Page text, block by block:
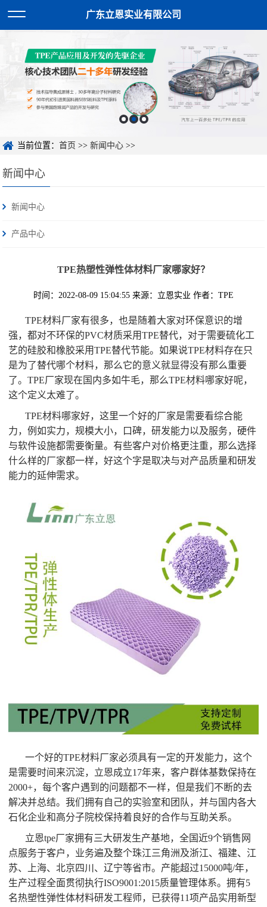
广东立恩实业有限公司
当前位置：首页 >>新闻中心 >>
新闻中心
新闻中心
产品中心
TPE热塑性弹性体材料厂家哪家好？
时间：2022-08-09 15:04:55 来源：立恩实业 作者：TPE
TPE材料厂家有很多，也是随着大家对环保意识的增
强，都对不环保的PVC材质采用TPE替代，对于需要硫化工
艺的硅胶和橡胶采用TPE替代节能。如果说TPE材料存在只
是为了替代哪个材料，那么它的意义就显得没有那么重要
了。TPE厂家现在国内多如牛毛，那么TPE材料哪家好呢，
这个定义太难了。
TPE材料哪家好，这里一个好的厂家是需要看综合能
力，例如实力，规模大小，口碑，研发能力以及服务，硬件
与软件设施都需要衡量。有些客户对价格更注重，那么选择
什么样的厂家都一样，好这个字是取决与对产品质量和研发
能力的延伸需求。
一个好的TPE材料厂家必须具有一定的开发能力，这个
是需要时间来沉淀，立恩成立17年来，客户群体基数保持在
2000+，每个客户遇到的问题都不一样，但是我们不断的去
解决并总结。我们拥有自己的实验室和团队，并与国内各大
石化企业和高分子院校保持着良好的合作与互助关系。
立恩tpe厂家拥有三大研发生产基地，全国近9个销售网
点服务于客户，业务遍及整个珠江三角洲及浙江、福建、江
苏、上海、北京四川、辽宁等省市。产能超过15000吨/年，
生产过程全面贯彻执行ISO9001:2015质量管理体系。拥有5
名热塑性弹性体材料研发工程师，已获得11项产品实用新型